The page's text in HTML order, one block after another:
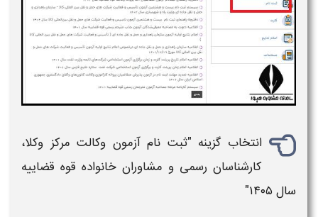
انتخاب گزینه "ثبت نام آزمون وکالت مرکز وکلا،
کارشناسان رسمی و مشاوران خانواده قوه قضاییه
سال ۱۴۰۵"